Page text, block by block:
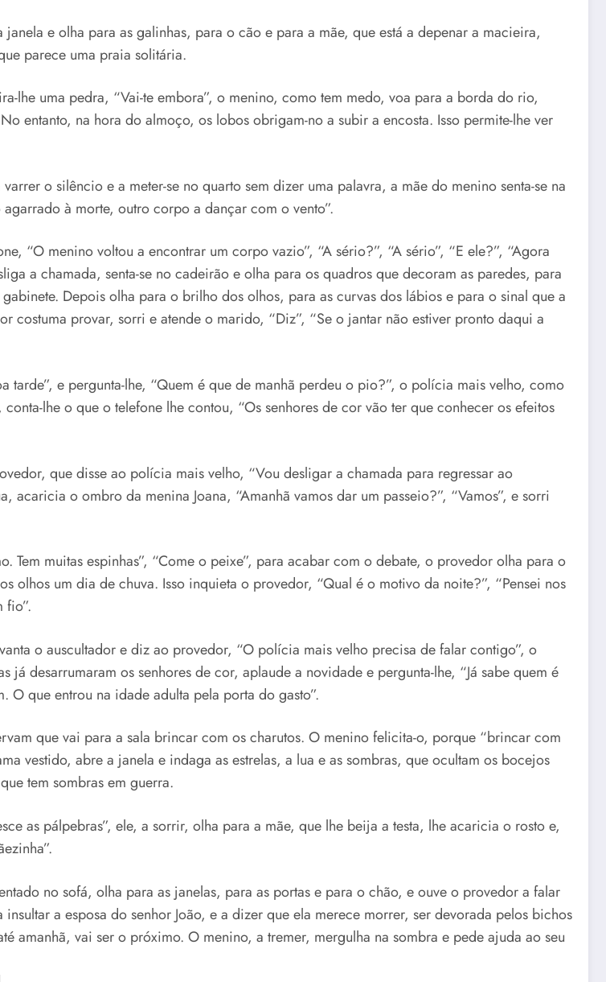
e olha para as galinhas, para o cão e para a mãe, que está a depenar a macieira,
parece uma praia solitária.
lhe uma pedra, “Vai-te embora”, o menino, como tem medo, voa para a borda do rio,
entanto, na hora do almoço, os lobos obrigam-no a subir a encosta. Isso permite-lhe ver
o silêncio e a meter-se no quarto sem dizer uma palavra, a mãe do menino senta-se na
à morte, outro corpo a dançar com o vento”.
“O menino voltou a encontrar um corpo vazio”, “A sério?”, “A sério”, “E ele?”, “Agora
a chamada, senta-se no cadeirão e olha para os quadros que decoram as paredes, para
Depois olha para o brilho dos olhos, para as curvas dos lábios e para o sinal que a
costuma provar, sorri e atende o marido, “Diz”, “Se o jantar não estiver pronto daqui a
e pergunta-lhe, “Quem é que de manhã perdeu o pio?”, o polícia mais velho, como
lhe o que o telefone lhe contou, “Os senhores de cor vão ter que conhecer os efeitos
que disse ao polícia mais velho, “Vou desligar a chamada para regressar ao
o ombro da menina Joana, “Amanhã vamos dar um passeio?”, “Vamos”, e sorri
Tem muitas espinhas”, “Come o peixe”, para acabar com o debate, o provedor olha para o
olhos um dia de chuva. Isso inquieta o provedor, “Qual é o motivo da noite?”, “Pensei nos
fio”.
o auscultador e diz ao provedor, “O polícia mais velho precisa de falar contigo”, o
já desarrumaram os senhores de cor, aplaude a novidade e pergunta-lhe, “Já sabe quem é
O que entrou na idade adulta pela porta do gasto”.
que vai para a sala brincar com os charutos. O menino felicita-o, porque “brincar com
vestido, abre a janela e indaga as estrelas, a lua e as sombras, que ocultam os bocejos
tem sombras em guerra.
as pálpebras”, ele, a sorrir, olha para a mãe, que lhe beija a testa, lhe acaricia o rosto e,
no sofá, olha para as janelas, para as portas e para o chão, e ouve o provedor a falar
a esposa do senhor João, e a dizer que ela merece morrer, ser devorada pelos bichos
amanhã, vai ser o próximo. O menino, a tremer, mergulha na sombra e pede ajuda ao seu